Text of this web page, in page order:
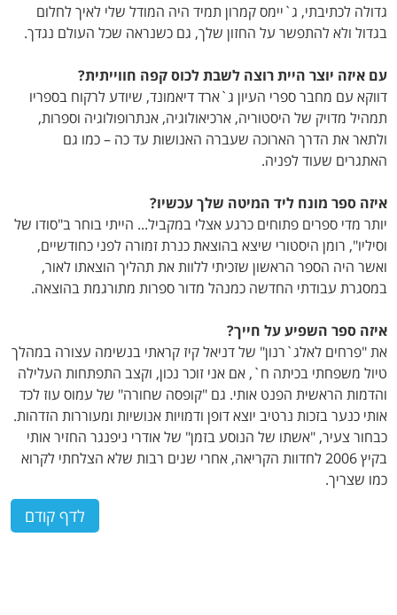
גדולה לכתיבתי, ג`יימס קמרון תמיד היה המודל שלי לאיך לחלום
בגדול ולא להתפשר על החזון שלך, גם כשנראה שכל העולם נגדך.
עם איזה יוצר היית רוצה לשבת לכוס קפה חווייתית?
דווקא עם מחבר ספרי העיון ג`ארד דיאמונד, שיודע לרקוח בספריו
תמהיל מדויק של היסטוריה, ארכיאולוגיה, אנתרופולוגיה וספרות,
ולתאר את הדרך הארוכה שעברה האנושות עד כה – כמו גם
האתגרים שעוד לפניה.
איזה ספר מונח ליד המיטה שלך עכשיו?
יותר מדי ספרים פתוחים כרגע אצלי במקביל... הייתי בוחר ב"סודו של
וסיליו", רומן היסטורי שיצא בהוצאת כנרת זמורה לפני כחודשיים,
ואשר היה הספר הראשון שזכיתי ללוות את תהליך הוצאתו לאור,
במסגרת עבודתי החדשה כמנהל מדור ספרות מתורגמת בהוצאה.
איזה ספר השפיע על חייך?
את "פרחים לאלג`רנון" של דניאל קיז קראתי בנשימה עצורה במהלך
טיול משפחתי בכיתה ח`, אם אני זוכר נכון, וקצב התפתחות העלילה
והדמות הראשית הפנט אותי. גם "קופסה שחורה" של עמוס עוז לכד
אותי כנער בזכות נרטיב יוצא דופן ודמויות אנושיות ומעוררות הזדהות.
כבחור צעיר, "אשתו של הנוסע בזמן" של אודרי ניפנגר החזיר אותי
בקיץ 2006 לחדוות הקריאה, אחרי שנים רבות שלא הצלחתי לקרוא
כמו שצריך.